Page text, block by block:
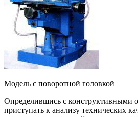
Модель с поворотной головкой
Определившись с конструктивными
приступать к анализу технических